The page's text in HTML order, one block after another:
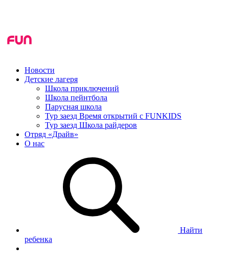
Новости
Детские лагеря
Школа приключений
Школа пейнтбола
Парусная школа
Тур заезд Время открытий с FUNKIDS
Тур заезд Школа райдеров
Отряд «Драйв»
О нас
Найти
ребенка